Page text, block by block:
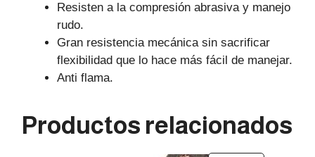
Resisten a la compresión abrasiva y manejo
rudo.
Gran resistencia mecánica sin sacrificar
flexibilidad que lo hace más fácil de manejar.
Anti flama.
Productos relacionados